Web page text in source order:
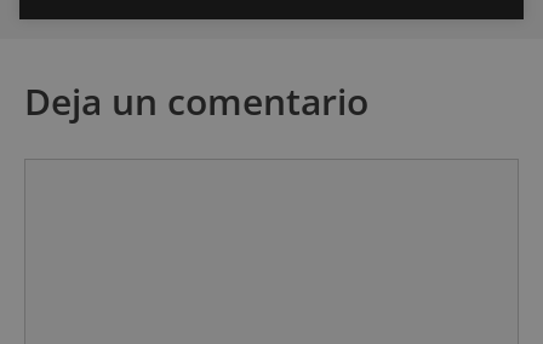
Deja un comentario